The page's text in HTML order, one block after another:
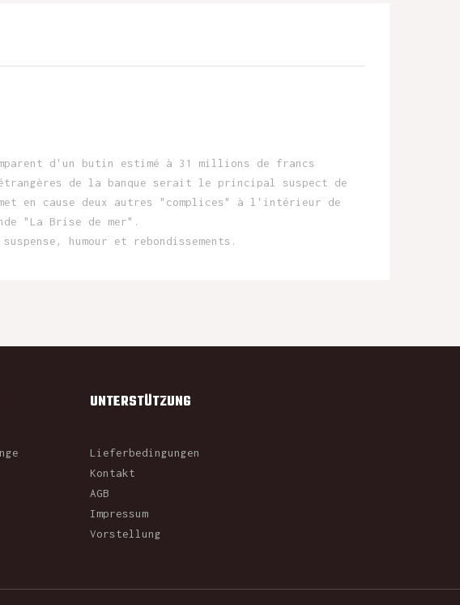
d'un butin estimé à 31 millions de francs
de la banque serait le principal suspect de
cause deux autres "complices" à l'intérieur de
"La Brise de mer".
humour et rebondissements.
UNTERSTÜTZUNG
Lieferbedingungen
Kontakt
AGB
Impressum
Vorstellung